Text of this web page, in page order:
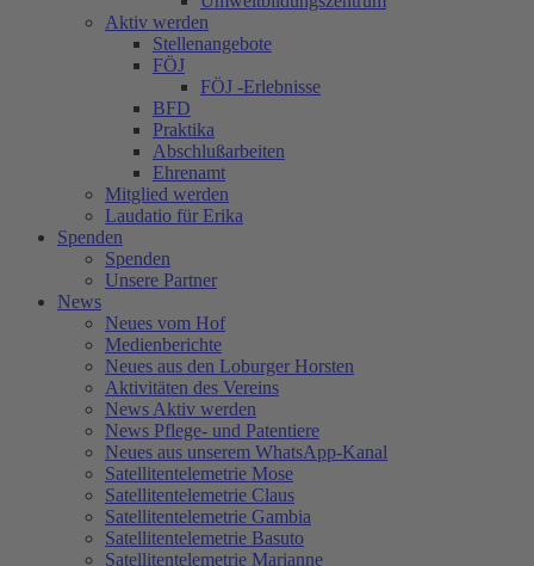
Aktiv werden
Stellenangebote
FÖJ
FÖJ -Erlebnisse
BFD
Praktika
Abschlußarbeiten
Ehrenamt
Mitglied werden
Laudatio für Erika
Spenden
Spenden
Unsere Partner
News
Neues vom Hof
Medienberichte
Neues aus den Loburger Horsten
Aktivitäten des Vereins
News Aktiv werden
News Pflege- und Patentiere
Neues aus unserem WhatsApp-Kanal
Satellitentelemetrie Mose
Satellitentelemetrie Claus
Satellitentelemetrie Gambia
Satellitentelemetrie Basuto
Satellitentelemetrie Marianne